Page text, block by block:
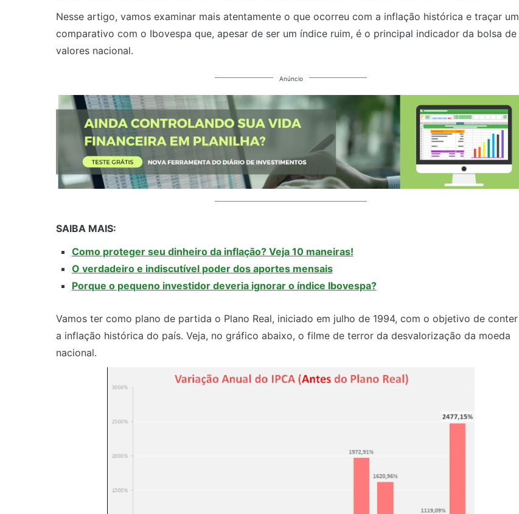
Nesse artigo, vamos examinar mais atentamente o que ocorreu com a inflação histórica e traçar um
comparativo com o Ibovespa que, apesar de ser um índice ruim, é o principal indicador da bolsa de
valores nacional.
Anúncio
SAIBA MAIS:
Como proteger seu dinheiro da inflação? Veja 10 maneiras!
O verdadeiro e indiscutível poder dos aportes mensais
Porque o pequeno investidor deveria ignorar o índice Ibovespa?
Vamos ter como plano de partida o Plano Real, iniciado em julho de 1994, com o objetivo de conter
a inflação histórica do país. Veja, no gráfico abaixo, o filme de terror da desvalorização da moeda
nacional.